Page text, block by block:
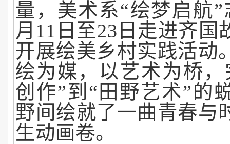
量，美术系“绘梦启航
月11日至23日走进齐
开展绘美乡村实践活动
绘为媒，以艺术为桥
创作”到“田野艺术”的
野间绘就了一曲青春与
生动画卷。